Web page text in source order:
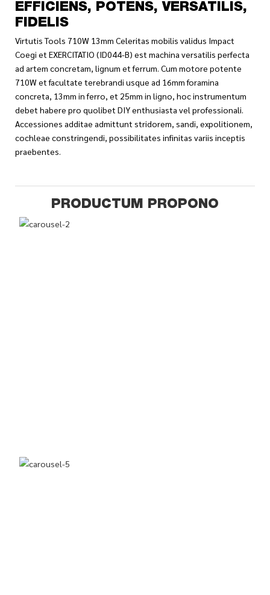
EFFICIENS, POTENS, VERSATILIS,
FIDELIS
Virtutis Tools 710W 13mm Celeritas mobilis validus Impact
Coegi et EXERCITATIO (ID044-B) est machina versatilis perfecta
ad artem concretam, lignum et ferrum. Cum motore potente
710W et facultate terebrandi usque ad 16mm foramina
concreta, 13mm in ferro, et 25mm in ligno, hoc instrumentum
debet habere pro quolibet DIY enthusiasta vel professionali.
Accessiones additae admittunt stridorem, sandi, expolitionem,
cochleae constringendi, possibilitates infinitas variis inceptis
praebentes.
PRODUCTUM PROPONO